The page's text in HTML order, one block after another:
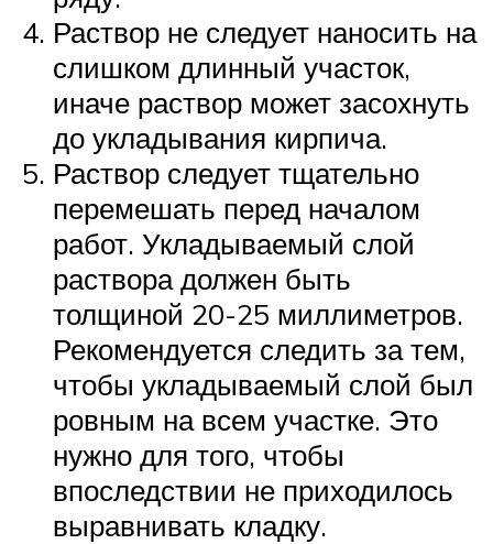
Раствор не следует наносить на
слишком длинный участок,
иначе раствор может засохнуть
до укладывания кирпича.
Раствор следует тщательно
перемешать перед началом
работ. Укладываемый слой
раствора должен быть
толщиной 20-25 миллиметров.
Рекомендуется следить за тем,
чтобы укладываемый слой был
ровным на всем участке. Это
нужно для того, чтобы
впоследствии не приходилось
выравнивать кладку.